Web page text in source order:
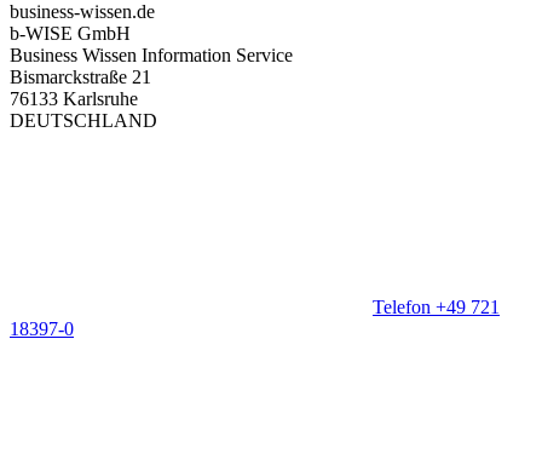
business-wissen.de
b-WISE GmbH
Business Wissen Information Service
Bismarckstraße 21
76133 Karlsruhe
DEUTSCHLAND
Telefon +49 721
18397-0